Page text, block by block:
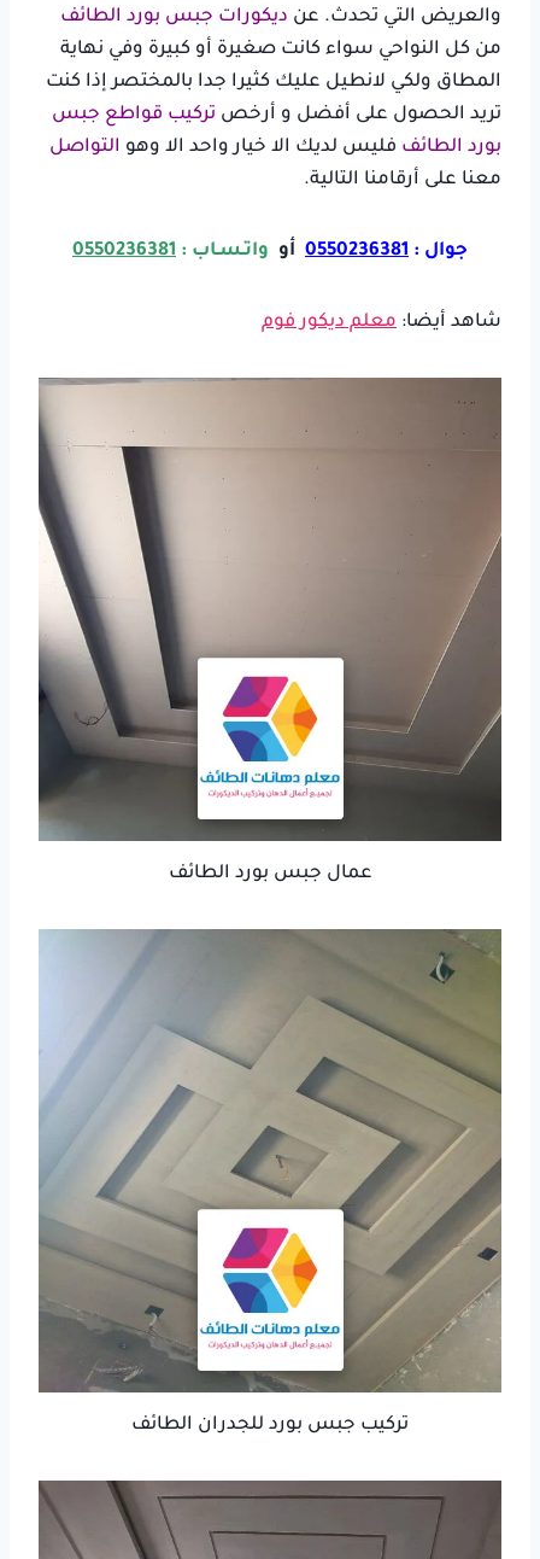
والعريض التي تحدث. عن ديكورات جبس بورد الطائف
من كل النواحي سواء كانت صغيرة أو كبيرة وفي نهاية
المطاق ولكي لانطيل عليك كثيرا جدا بالمختصر إذا كنت
تريد الحصول على أفضل و أرخص تركيب قواطع جبس
بورد الطائف فليس لديك الا خيار واحد الا وهو التواصل
معنا على أرقامنا التالية.
جوال : 0550236381 أو واتـسـاب : 0550236381
شاهد أيضا: معلم ديكور فوم
عمال جبس بورد الطائف
تركيب جبس بورد للجدران الطائف